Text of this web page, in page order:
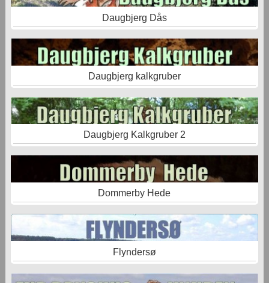
Daugbjerg Dås
Daugbjerg kalkgruber
Daugbjerg Kalkgruber 2
Dommerby Hede
Flyndersø